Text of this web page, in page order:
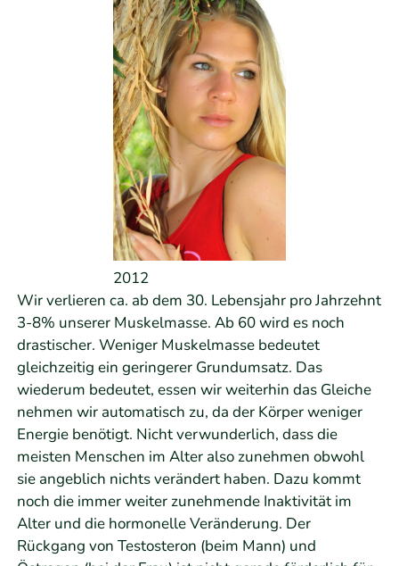
2012
Wir verlieren ca. ab dem 30. Lebensjahr pro Jahrzehnt
3-8% unserer Muskelmasse. Ab 60 wird es noch
drastischer. Weniger Muskelmasse bedeutet
gleichzeitig ein geringerer Grundumsatz. Das
wiederum bedeutet, essen wir weiterhin das Gleiche
nehmen wir automatisch zu, da der Körper weniger
Energie benötigt. Nicht verwunderlich, dass die
meisten Menschen im Alter also zunehmen obwohl
sie angeblich nichts verändert haben. Dazu kommt
noch die immer weiter zunehmende Inaktivität im
Alter und die hormonelle Veränderung. Der
Rückgang von Testosteron (beim Mann) und